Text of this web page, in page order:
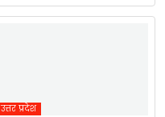
उत्तर प्रदेश